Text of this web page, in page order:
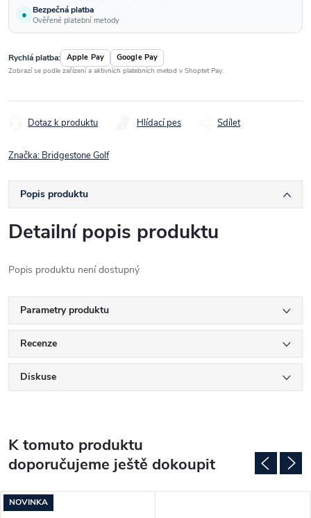
● Bezpečná platba
Ověřené platební metody
Rychlá platba: Apple Pay Google Pay
Zobrazí se podle zařízení a aktivních platebních metod v Shoptet Pay.
Dotaz k produktu Hlídací pes Sdílet
Značka: Bridgestone Golf
Popis produktu
Detailní popis produktu
Popis produktu není dostupný
Parametry produktu
Recenze
Diskuse
K tomuto produktu
doporučujeme ještě dokoupit
NOVINKA